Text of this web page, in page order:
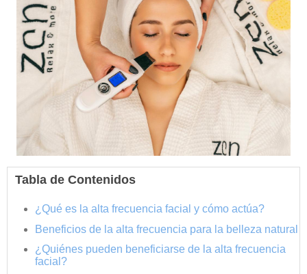
Tabla de Contenidos
¿Qué es la alta frecuencia facial y cómo actúa?
Beneficios de la alta frecuencia para la belleza natural
¿Quiénes pueden beneficiarse de la alta frecuencia
facial?